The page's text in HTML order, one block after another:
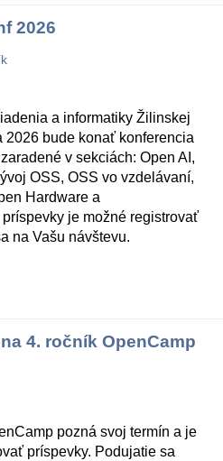
2026
a informatiky Žilinskej
2026 bude konať konferencia
v sekciách: Open AI,
OSS, OSS vo vzdelávaní,
Hardware a
je možné registrovať
na Vašu návštevu.
4. ročník OpenCamp
pozná svoj termín a je
príspevky. Podujatie sa